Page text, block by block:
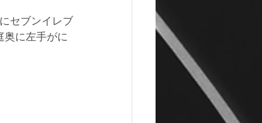
セブンイレブ
奥に左手がに